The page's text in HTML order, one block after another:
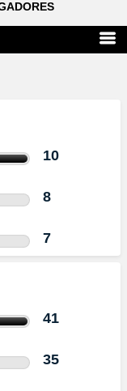
10
8
7
41
35